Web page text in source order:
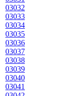
03032
03033
03034
03035
03036
03037
03038
03039
03040
03041